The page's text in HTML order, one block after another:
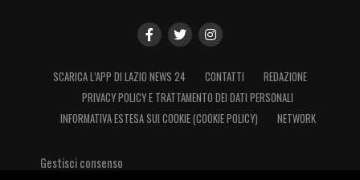
SCARICA L’APP DI LAZIO NEWS 24 CONTATTI
REDAZIONE
PRIVACY POLICY E TRATTAMENTO DEI DATI PERSONALI
INFORMATIVA ESTESA SUI COOKIE (COOKIE POLICY)
NETWORK
Gestisci consenso